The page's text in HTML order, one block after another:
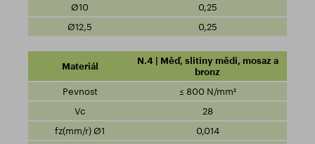
0,25
0,25
N.4 | Měď, slitiny mědi, mosaz a
bronz
≤ 800 N/mm²
28
0,014